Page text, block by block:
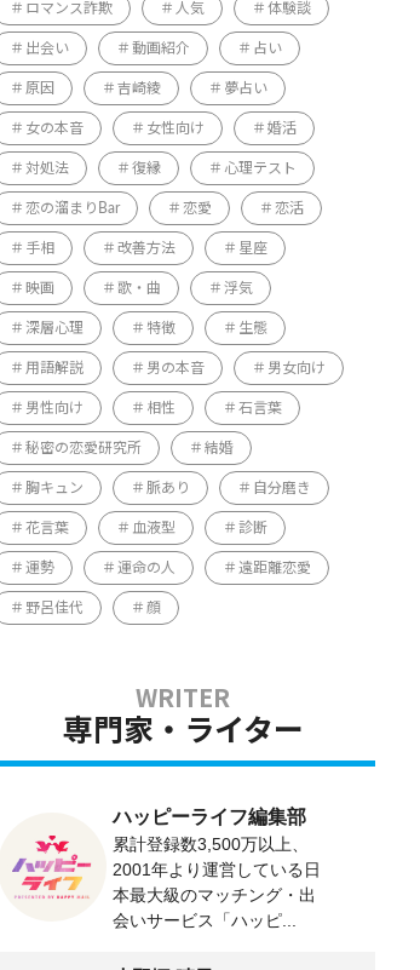
ロマンス詐欺 人気 体験談
出会い 動画紹介 占い
原因 吉崎綾 夢占い
女の本音 女性向け 婚活
対処法 復縁 心理テスト
恋の溜まりBar 恋愛 恋活
手相 改善方法 星座
映画 歌・曲 浮気
深層心理 特徴 生態
用語解説 男の本音 男女向け
男性向け 相性 石言葉
秘密の恋愛研究所 結婚
胸キュン 脈あり 自分磨き
花言葉 血液型 診断
運勢 運命の人 遠距離恋愛
野呂佳代 顔
専門家・ライター
ハッピーライフ編集部
累計登録数3,500万以上、
2001年より運営している日
本最大級のマッチング・出
会いサービス「ハッピ...